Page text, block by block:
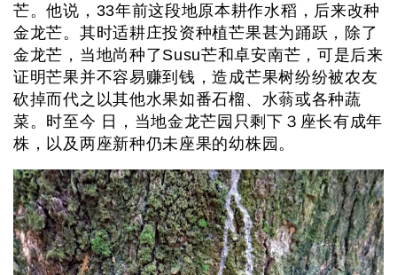
芒。他说，33年前这段地原本耕作水稻，后来改种
金龙芒。其时适耕庄投资种植芒果甚为踊跃，除了
金龙芒，当地尚种了Susu芒和卓安南芒，可是后来
证明芒果并不容易赚到钱，造成芒果树纷纷被农友
砍掉而代之以其他水果如番石榴、水蓊或各种蔬
菜。时至今 日，当地金龙芒园只剩下３座长有成年
株，以及两座新种仍未座果的幼株园。